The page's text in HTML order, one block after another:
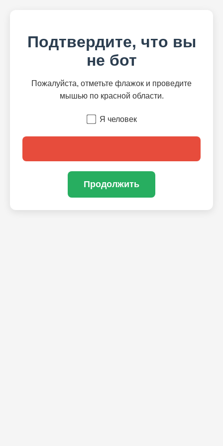
Подтвердите, что вы
не бот
Пожалуйста, отметьте флажок и проведите
мышью по красной области.
Я человек
Продолжить